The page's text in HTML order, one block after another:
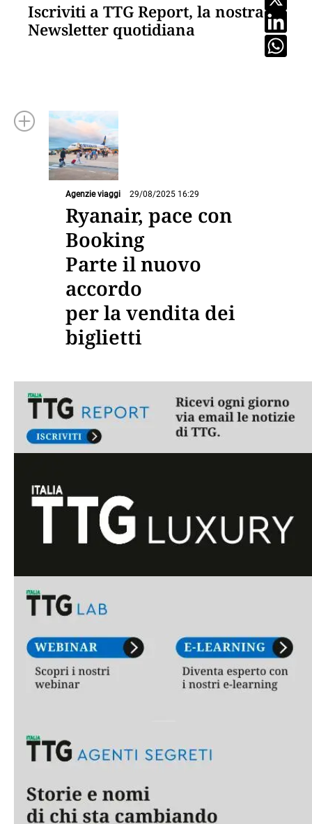
Iscriviti a TTG Report, la nostra
Newsletter quotidiana
Agenzie viaggi 29/08/2025 16:29
Ryanair, pace con
Booking
Parte il nuovo
accordo
per la vendita dei
biglietti